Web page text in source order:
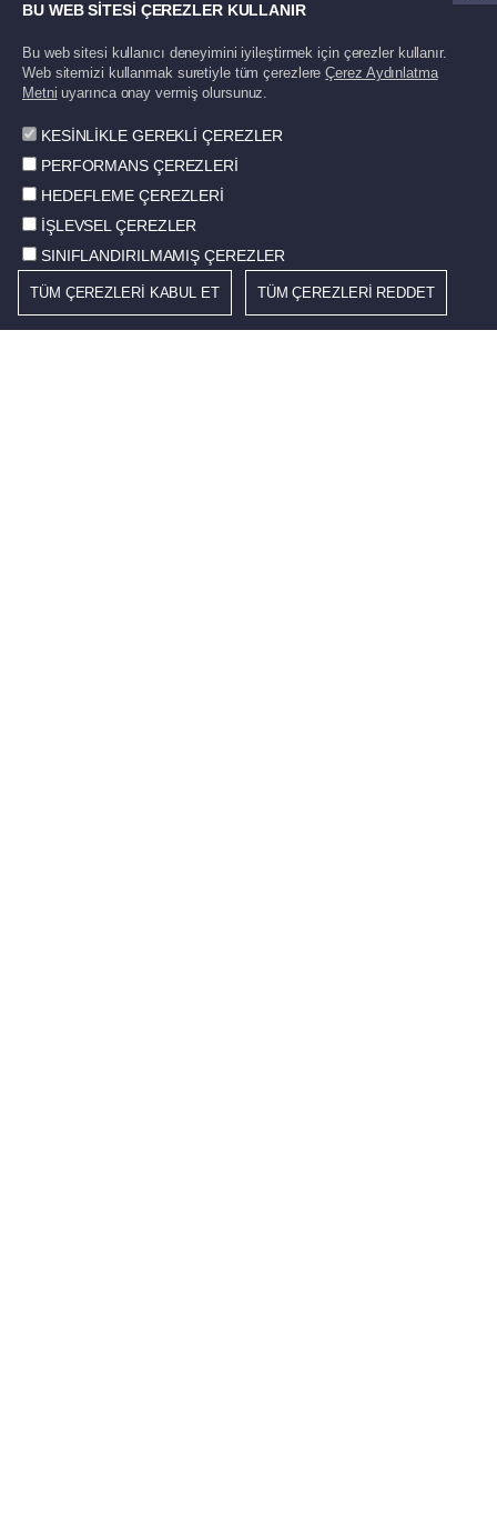
Norm Fasteners Cıvata, Vida,
Somun Salihli
BU WEB SİTESİ ÇEREZLER KULLANIR
Bu web sitesi kullanıcı deneyimini iyileştirmek için çerezler kullanır.
Web sitemizi kullanmak suretiyle tüm çerezlereÇerez Aydınlatma
Metni uyarınca onay vermiş olursunuz.
KESİNLİKLE GEREKLİ ÇEREZLER
PERFORMANS ÇEREZLERİ
HEDEFLEME ÇEREZLERİ
İŞLEVSEL ÇEREZLER
SINIFLANDIRILMAMIŞ ÇEREZLER
TÜM ÇEREZLERİ KABUL ET TÜM ÇEREZLERİ REDDET